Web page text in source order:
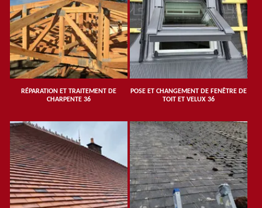
RÉPARATION ET TRAITEMENT DE
CHARPENTE 36
POSE ET CHANGEMENT DE FENÊTRE DE
TOIT ET VELUX 36